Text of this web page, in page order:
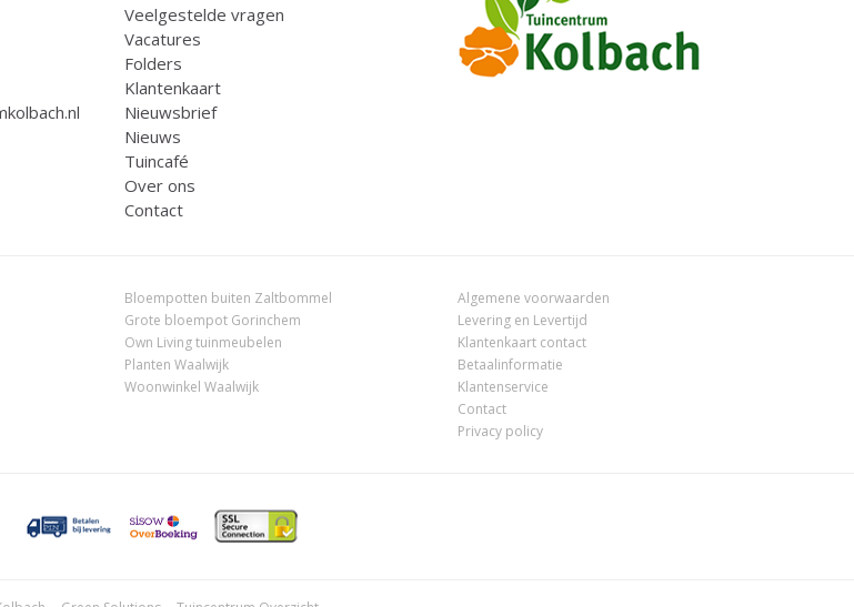
Veelgestelde vragen
Vacatures
Folders
Klantenkaart
Nieuwsbrief
Nieuws
Tuincafé
Over ons
Contact
Bloempotten buiten Zaltbommel
Grote bloempot Gorinchem
Own Living tuinmeubelen
Planten Waalwijk
Woonwinkel Waalwijk
Algemene voorwaarden
Levering en Levertijd
Klantenkaart contact
Betaalinformatie
Klantenservice
Contact
Privacy policy